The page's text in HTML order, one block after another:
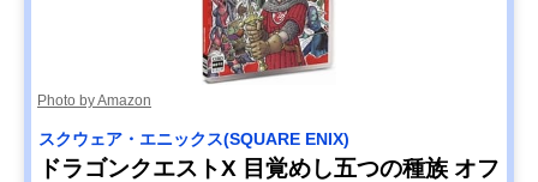
Photo by Amazon
スクウェア・エニックス(SQUARE ENIX)
ドラゴンクエストX 目覚めし五つの種族 オフ